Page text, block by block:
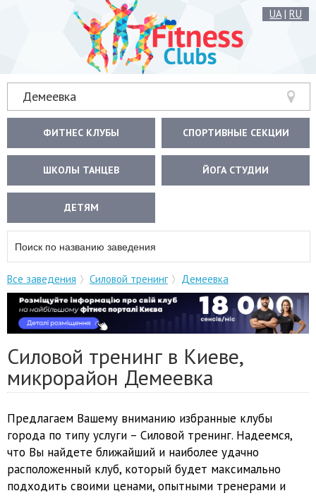
UA| RU
Демеевка
ФИТНЕС КЛУБЫ СПОРТИВНЫЕ СЕКЦИИ
ШКОЛЫ ТАНЦЕВ ЙОГА СТУДИИ
ДЕТЯМ
Все заведения Силовой тренинг Демеевка
Силовой тренинг в Киеве,
микрорайон Демеевка
Предлагаем Вашему вниманию избранные клубы
города по типу услуги – Силовой тренинг. Надеемся,
что Вы найдете ближайший и наиболее удачно
расположенный клуб, который будет максимально
подходить своими ценами, опытными тренерами и